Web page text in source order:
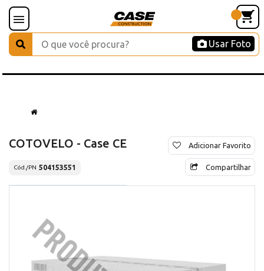
Usar Foto
COTOVELO - Case CE
Cód./PN 504153551
Adicionar Favorito
Compartilhar